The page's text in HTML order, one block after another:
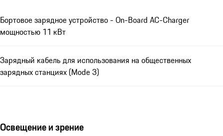
Бортовое зарядное устройство - On-Board AC-Charger
мощностью 11 кВт
Зарядный кабель для использования на общественных
зарядных станциях (Mode 3)
Освещение и зрение